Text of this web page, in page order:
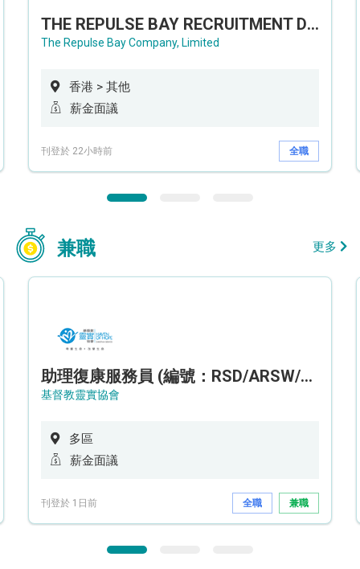
THE REPULSE BAY RECRUITMENT DAY 淺水灣影灣園人才招聘會
The Repulse Bay Company, Limited
香港 > 其他
薪金面議
刊登於 22小時前 全職
兼職 更多
助理復康服務員 (編號：RSD/ARSW/CTE)
基督教靈實協會
多區
薪金面議
刊登於 1日前 全職 兼職